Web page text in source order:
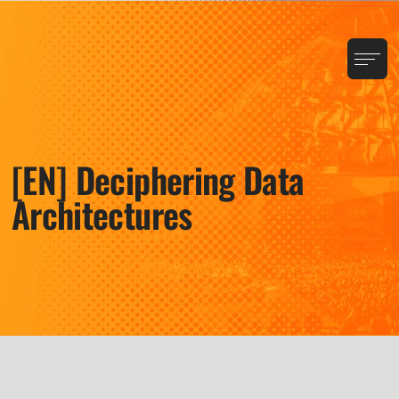
[EN] Deciphering Data
Architectures